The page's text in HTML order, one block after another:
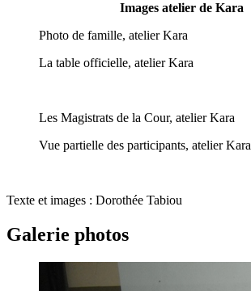
Images atelier de Kara
Photo de famille, atelier Kara
La table officielle, atelier Kara
Les Magistrats de la Cour, atelier Kara
Vue partielle des participants, atelier Kara
Texte et images : Dorothée Tabiou
Galerie photos